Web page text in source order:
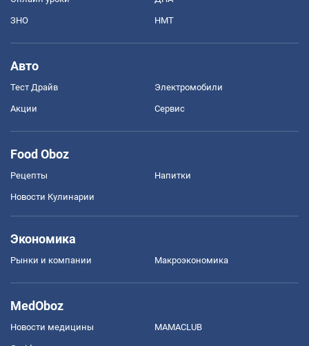
ЗНО НМТ
Авто
Тест Драйв Электромобили
Акции Сервис
Food Oboz
Рецепты Напитки
Новости Кулинарии
Экономика
Рынки и компании Mакроэкономика
MedOboz
Новости медицины MAMACLUB